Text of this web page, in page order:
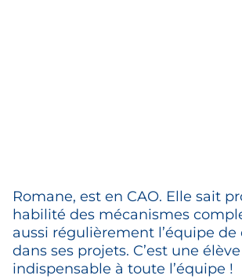
Romane, est en CAO. Elle sait
habilité des mécanismes
aussi régulièrement l’équipe
dans ses projets. C’est une
indispensable à toute l’équipe !